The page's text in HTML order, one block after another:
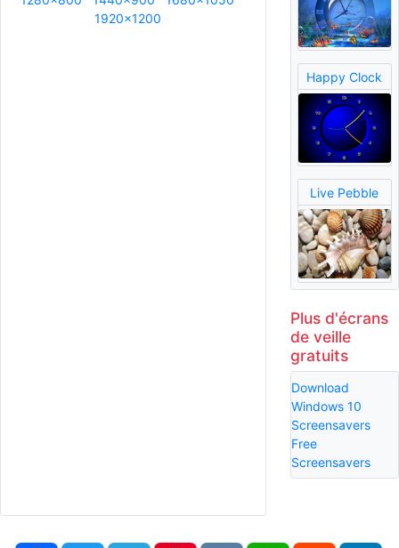
1920x1200
Happy Clock
Live Pebble
Plus d'écrans
de veille
gratuits
Download
Windows 10
Screensavers
Free
Screensavers